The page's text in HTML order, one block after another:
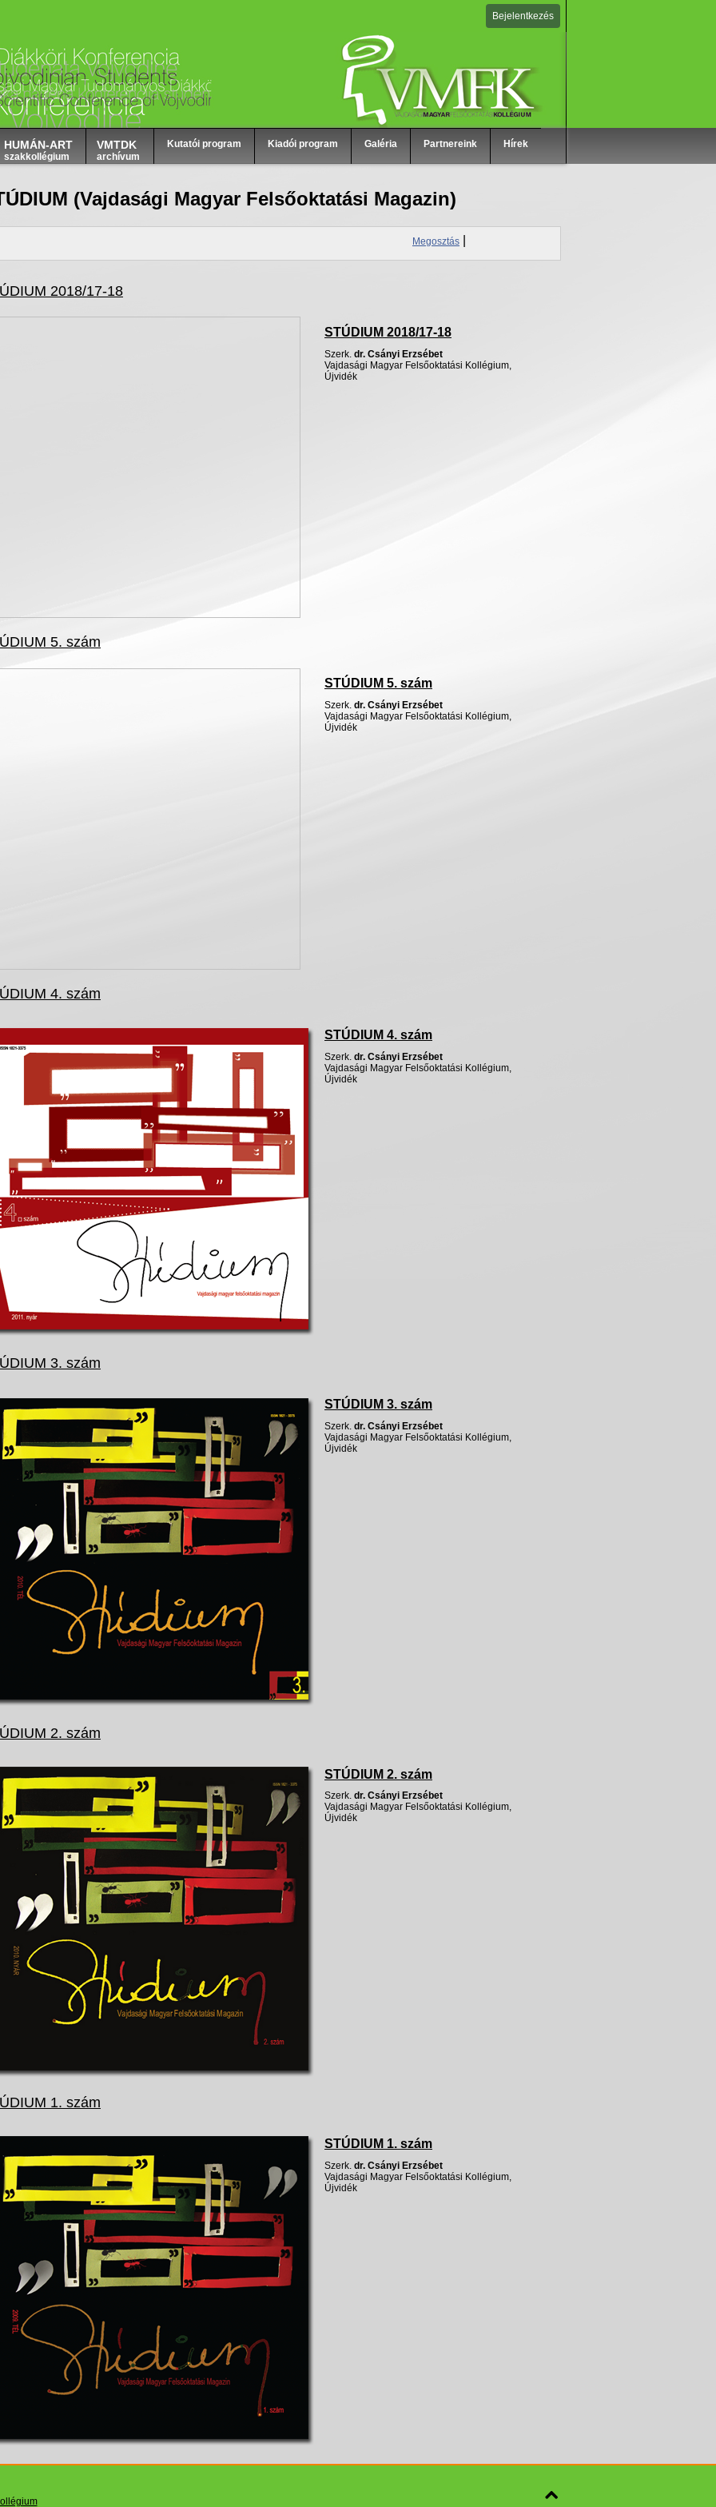
Bejelentkezés
HUMÁN-ART
szakkollégium
VMTDK
archívum
Kutatói program Kiadói program Galéria Partnereink Hírek
(Vajdasági Magyar Felsőoktatási Magazin)
Megosztás
2018/17-18
STÚDIUM 2018/17-18
Szerk dr. Csányi Erzsébet
Vajdasági Magyar Felsőoktatási Kollégium
Újvidék
5. szám
STÚDIUM 5. szám
Szerk. dr. Csányi Erzsébet
Vajdasági Magyar Felsőoktatási Kollégium,
Újvidék
4. szám
STÚDIUM 4. szám
Szerk dr. Csányi Erzsébet
Vajdasági Magyar Felsőoktatási Kollégium
Újvidék
3. szám
STÚDIUM 3. szám
Szerk. dr. Csányi Erzsébet
Vajdasági Magyar Felsőoktatási Kollégium,
Újvidék
2. szám
STÚDIUM 2. szám
Szerk. dr. Csányi Erzsébet
Vajdasági Magyar Felsőoktatási Kollégium,
Újvidék
1. szám
STÚDIUM 1. szám
Szerk. dr. Csányi Erzsébet
Vajdasági Magyar Felsőoktatási Kollégium,
Újvidék